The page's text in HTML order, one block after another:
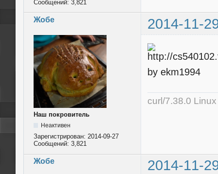
Сообщений: 3,821
Жобе 2014-11-
Наш покровитель
Неактивен
Зарегистрирован: 2014-09-27
Сообщений: 3,821
by ekm1994
curl/7.38.0
Жобе 2014-11-